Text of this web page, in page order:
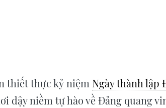
thiết thực kỷ niệm Ngày thành lập
dậy niềm tự hào về Đảng quang